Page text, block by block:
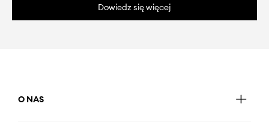
Dowiedz się więcej
O NAS